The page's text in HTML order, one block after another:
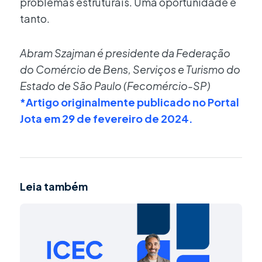
tanto.
Abram Szajman é presidente da Federação
do Comércio de Bens, Serviços e Turismo do
Estado de São Paulo (Fecomércio-SP)
*Artigo originalmente publicado no Portal
Jota em 29 de fevereiro de 2024.
Leia também